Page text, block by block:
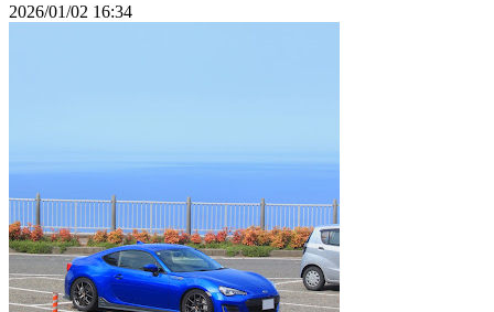
2026/01/02 16:34